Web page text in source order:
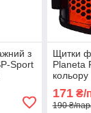
з
Sport
Щитки
Planeta
кольору
171₴/
190 ₴/